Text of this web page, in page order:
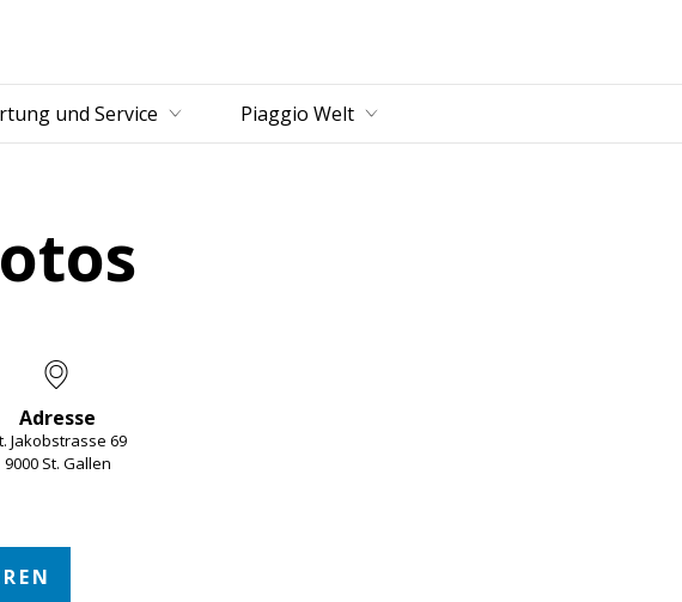
und Service Piaggio Welt
Adresse
Jakobstrasse 69
9000 St. Gallen